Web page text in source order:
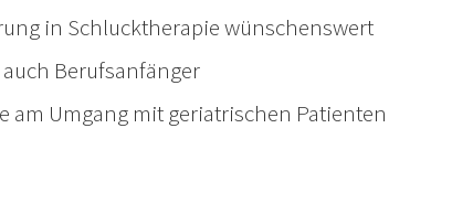
in Schlucktherapie wünschenswert
Berufsanfänger
am Umgang mit geriatrischen Patienten